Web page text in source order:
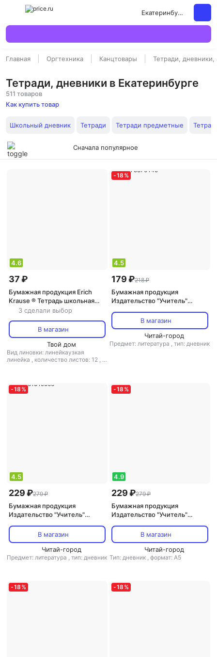
Екатеринбург
Главная Оргтехника Канцтовары Тетради,
Тетради, дневники в Екатеринбурге
511 товаров
Как купить товар
Школьный дневник Тетради Тетради предметные
Сначала популярное
4.6
37 ₽
Бумажная продукция Erich
Krause ® Тетрадь школьная
ученическая "Классика" 12
3 сделали выбор
В магазин
Твой дом
Вид линовки: линейкаузкая
линейка , количество листов: 12 , с
-18 %
4.5
179 ₽218 ₽
Бумажная продукция
Издательство "Учитель"
классы. Содержание
произведений с отзывами.
Характеристики героев ISBN
4630075870145
В магазин
Читай-город
Предмет: литература , тип: дневник
-18 %
4.5
229 ₽279 ₽
Бумажная продукция
Издательство "Учитель"
классы. Содержание
произведений с отзывами.
Характеристики героев ISBN
4630061319566
В магазин
Читай-город
Предмет: литература , тип: дневник
-18 %
4.9
229 ₽279 ₽
Бумажная продукция
Издательство "Учитель"
В магазин
Читай-город
Тип: дневник , формат: А5
-18 % -18 %